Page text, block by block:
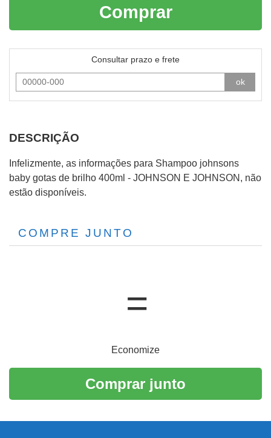
Comprar
Consultar prazo e frete
ok
DESCRIÇÃO
Infelizmente, as informações para Shampoo johnsons
baby gotas de brilho 400ml - JOHNSON E JOHNSON, não
estão disponíveis.
COMPRE JUNTO
Economize
Comprar junto